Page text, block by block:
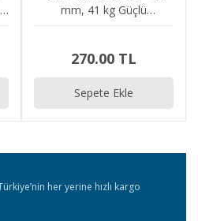
mm, 41 kg Güçlü
Ayırma
270.00 TL
Sepete Ekle
Aldığınız ürünleri Türkiye’nin her yerine hızlı kargo